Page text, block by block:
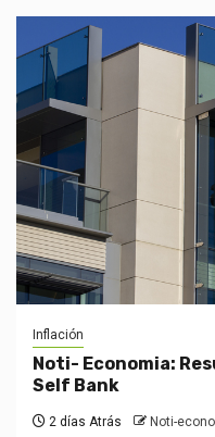
Inflación
Noti- Economia:
Self Bank
2 días Atrás Noti-